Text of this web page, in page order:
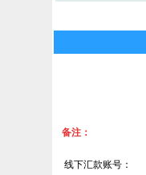
备注：
线下汇款账号：